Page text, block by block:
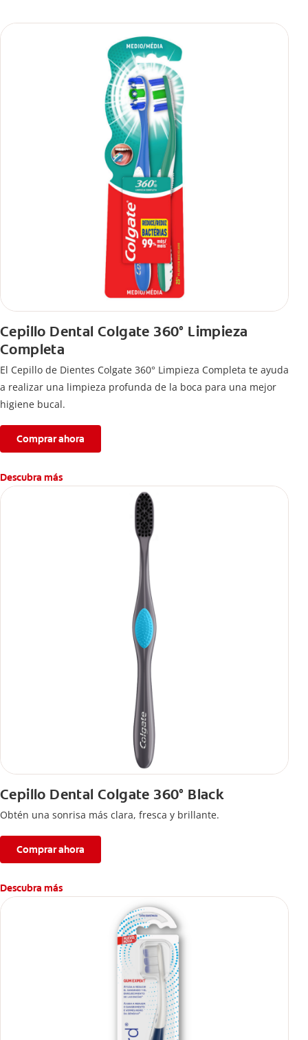
Cepillo Dental Colgate 360° Limpieza
Completa
El Cepillo de Dientes Colgate 360° Limpieza Completa te ayuda
a realizar una limpieza profunda de la boca para una mejor
higiene bucal.
Comprar ahora
Descubra más
Cepillo Dental Colgate 360° Black
Obtén una sonrisa más clara, fresca y brillante.
Comprar ahora
Descubra más